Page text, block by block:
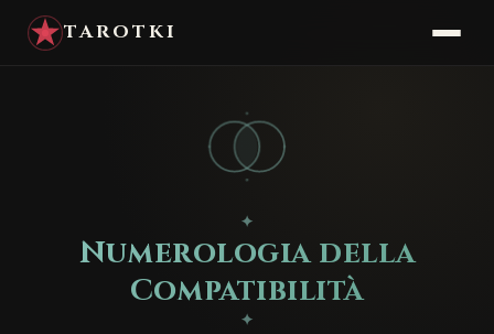
TAROTKI
✦
Numerologia della
Compatibilità
✦